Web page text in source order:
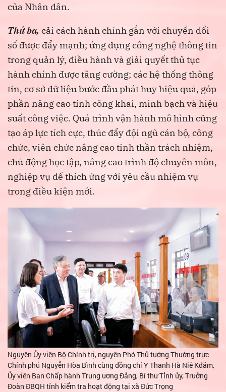
của Nhân dân.
Thứ ba, cải cách hành chính gắn với chuyển đổi
số được đẩy mạnh; ứng dụng công nghệ thông tin
trong quản lý, điều hành và giải quyết thủ tục
hành chính được tăng cường; các hệ thống thông
tin, cơ sở dữ liệu bước đầu phát huy hiệu quả, góp
phần nâng cao tính công khai, minh bạch và hiệu
suất công việc. Quá trình vận hành mô hình cũng
tạo áp lực tích cực, thúc đẩy đội ngũ cán bộ, công
chức, viên chức nâng cao tinh thần trách nhiệm,
chủ động học tập, nâng cao trình độ chuyên môn,
nghiệp vụ để thích ứng với yêu cầu nhiệm vụ
trong điều kiện mới.
Nguyên Ủy viên Bộ Chính trị, nguyên Phó Thủ tướng Thường trực
Chính phủ Nguyễn Hòa Bình cùng đồng chí Y Thanh Hà Niê Kđăm,
Ủy viên Ban Chấp hành Trung ương Đảng, Bí thư Tỉnh ủy, Trưởng
Đoàn ĐBQH tỉnh kiểm tra hoạt động tại xã Đức Trọng